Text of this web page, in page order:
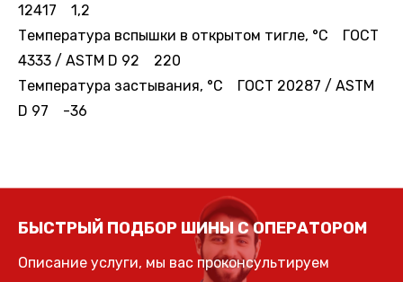
12417 1,2
Температура вспышки в открытом тигле, °С ГОСТ
4333 / ASTM D 92 220
Температура застывания, °С ГОСТ 20287 / ASTM
D 97 -36
БЫСТРЫЙ ПОДБОР ШИНЫ С ОПЕРАТОРОМ
Описание услуги, мы вас проконсультируем